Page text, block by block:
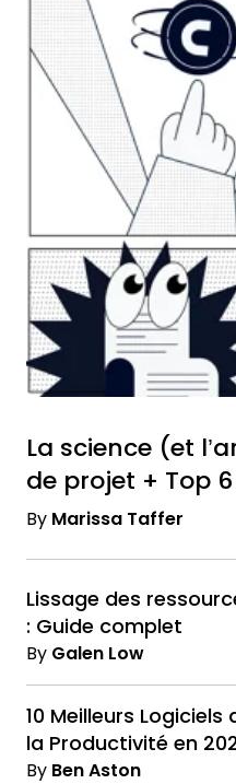
La science (et
de projet + Top
By Marissa Taffer
Lissage des
: Guide complet
By Galen Low
10 Meilleurs
la Productivité en
By Ben Aston